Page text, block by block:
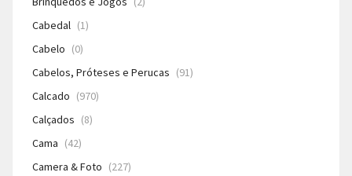
Cabedal (1)
Cabelo (0)
Cabelos, Próteses e Perucas (91)
Calcado (970)
Calçados (8)
Cama (42)
Camera & Foto (227)